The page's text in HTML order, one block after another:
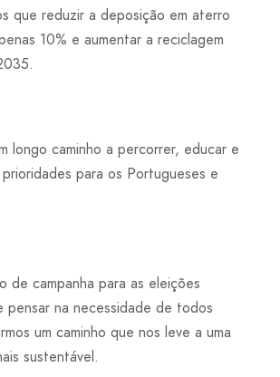
que reduzir a deposição em aterro
10% e aumentar a reciclagem
longo caminho a percorrer, educar e
para os Portugueses e
de campanha para as eleições
pensar na necessidade de todos
um caminho que nos leve a uma
sustentável.